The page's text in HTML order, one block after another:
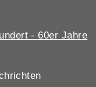
- 60er Jahre